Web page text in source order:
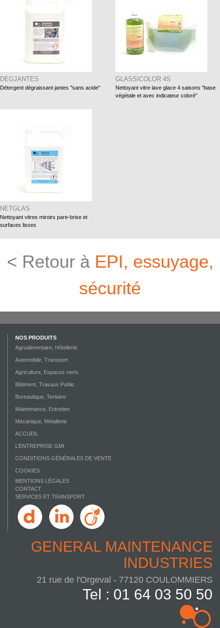
DEGJANTES
Détergent dégraissant jantes ''sans acide''
GLASSICOLOR 4S
Nettoyant vitre lave glace 4 saisons ''base
végétale et avec indicateur coloré''
NETGLAS
Nettoyant vitres miroirs pare-brise et
surfaces lisses
< Retour à EPI, essuyage,
sécurité
NOS PRODUITS
Agroalimentaire, Hôtellerie
Automobile, Transport
Agriculture, Espaces verts
Bâtiment, Travaux Public
Bureautique, Tertiaire
Maintenance, Entretien
Mécanique, Métallerie
ACCUEIL
L’ENTREPRISE GMI
CONDITIONS GÉNÉRALES DE VENTE
COOKIES
MENTIONS LÉGALES
CONTACT
SERVICES ET TRANSPORT
GENERAL MAINTENANCE
INDUSTRIES
21 rue de l'Orgeval - 77120 COULOMMIERS
Tel : 01 64 03 50 50